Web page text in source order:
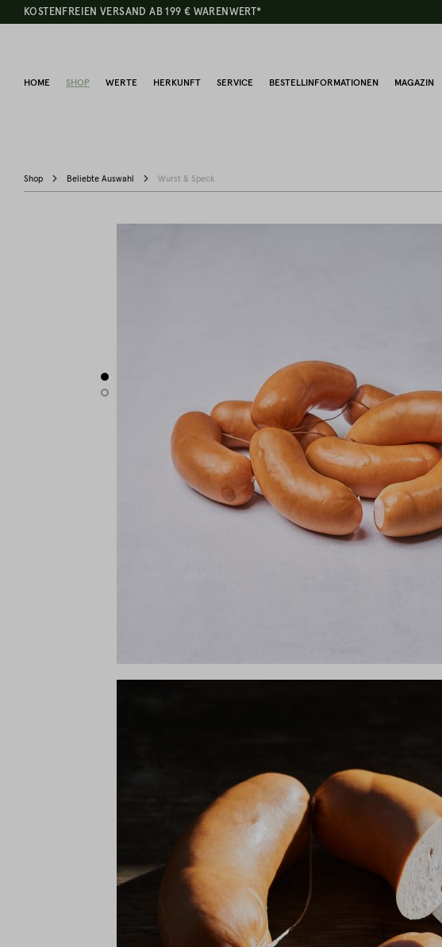
KOSTENFREIEN VERSAND AB 199 € WARENWERT*
HOME SHOP WERTE HERKUNFT SERVICE BESTELLINFORMATIONEN MAGAZIN
Shop Beliebte Auswahl Wurst & Speck